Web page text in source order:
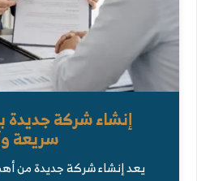
إنشاء شركة جديدة
سريعة
يعد إنشاء شركة جديدة من